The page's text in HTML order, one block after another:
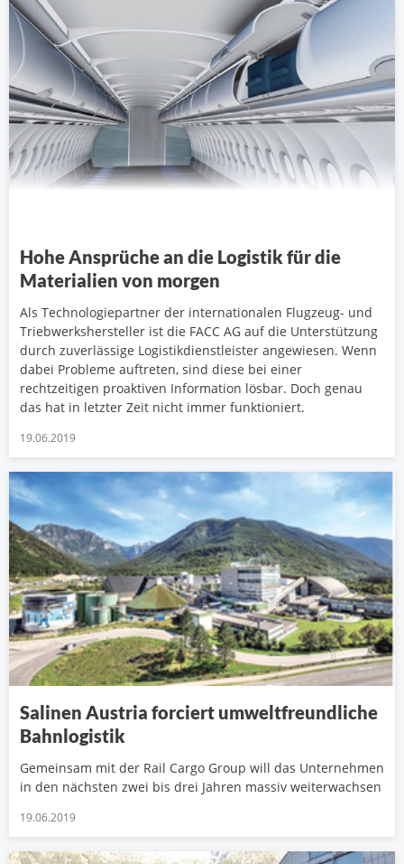
Hohe Ansprüche an die Logistik für die
Materialien von morgen
Als Technologiepartner der internationalen Flugzeug- und
Triebwerkshersteller ist die FACC AG auf die Unterstützung
durch zuverlässige Logistikdienstleister angewiesen. Wenn
dabei Probleme auftreten, sind diese bei einer
rechtzeitigen proaktiven Information lösbar. Doch genau
das hat in letzter Zeit nicht immer funktioniert.
19.06.2019
Salinen Austria forciert umweltfreundliche
Bahnlogistik
Gemeinsam mit der Rail Cargo Group will das Unternehmen
in den nächsten zwei bis drei Jahren massiv weiterwachsen
19.06.2019